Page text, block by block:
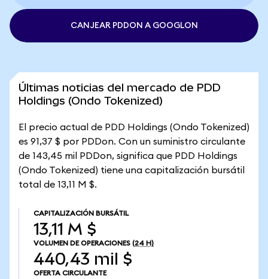
CANJEAR PDDON A GOOGLON
Últimas noticias del mercado de PDD
Holdings (Ondo Tokenized)
El precio actual de PDD Holdings (Ondo Tokenized)
es 91,37 $ por PDDon. Con un suministro circulante
de 143,45 mil PDDon, significa que PDD Holdings
(Ondo Tokenized) tiene una capitalización bursátil
total de 13,11 M $.
CAPITALIZACIÓN BURSÁTIL
13,11 M $
VOLUMEN DE OPERACIONES (24 H)
440,43 mil $
OFERTA CIRCULANTE